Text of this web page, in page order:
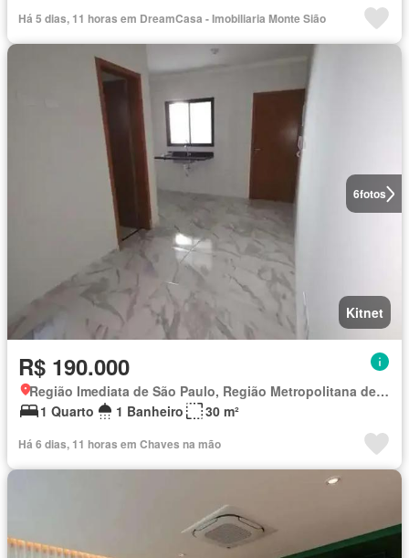
Há 5 dias, 11 horas em DreamCasa - Imobiliaria Monte Sião
6fotos
Kitnet
R$ 190.000
Região Imediata de São Paulo, Região Metropolitana de São Paulo
1 Quarto
1 Banheiro 30 m²
Há 6 dias, 11 horas em Chaves na mão